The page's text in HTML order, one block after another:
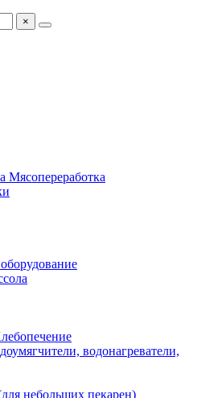
×
Мясопереработка
водонагреватели,
небольших пекарен)